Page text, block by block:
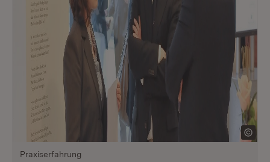
Praxiserfahrung